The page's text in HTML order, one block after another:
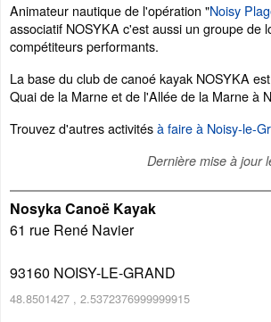
Animateur nautique de l'opération "Noisy
associatif NOSYKA c'est aussi un groupe de
compétiteurs performants.
La base du club de canoé kayak NOSYKA
Quai de la Marne et de l'Allée de la Marne à
Trouvez d'autres activitésà faire à Noisy-le-
Dernière mise à jour
Nosyka Canoë Kayak
61 rue René Navier
93160 NOISY-LE-GRAND
48.8501427 , 2.5372376999999915